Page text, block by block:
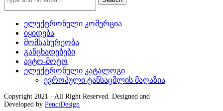
ელექტრონული კომერცია
იყიდება
მომსახურეობა
განცხადებები
ავტო-მოტო
ელექტრონული კატალოგი
ევროპული ტანსაცმლის მაღაზია
Copyright 2021 - All Right Reserved. Designed and
Developed by PenciDesign